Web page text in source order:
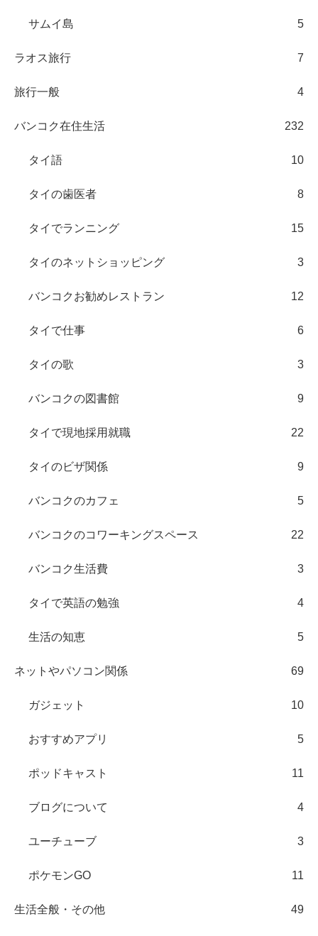
サムイ島 5
ラオス旅行 7
旅行一般 4
バンコク在住生活 232
タイ語 10
タイの歯医者 8
タイでランニング 15
タイのネットショッピング 3
バンコクお勧めレストラン 12
タイで仕事 6
タイの歌 3
バンコクの図書館 9
タイで現地採用就職 22
タイのビザ関係 9
バンコクのカフェ 5
バンコクのコワーキングスペース 22
バンコク生活費 3
タイで英語の勉強 4
生活の知恵 5
ネットやパソコン関係 69
ガジェット 10
おすすめアプリ 5
ポッドキャスト 11
ブログについて 4
ユーチューブ 3
ポケモンGO 11
生活全般・その他 49